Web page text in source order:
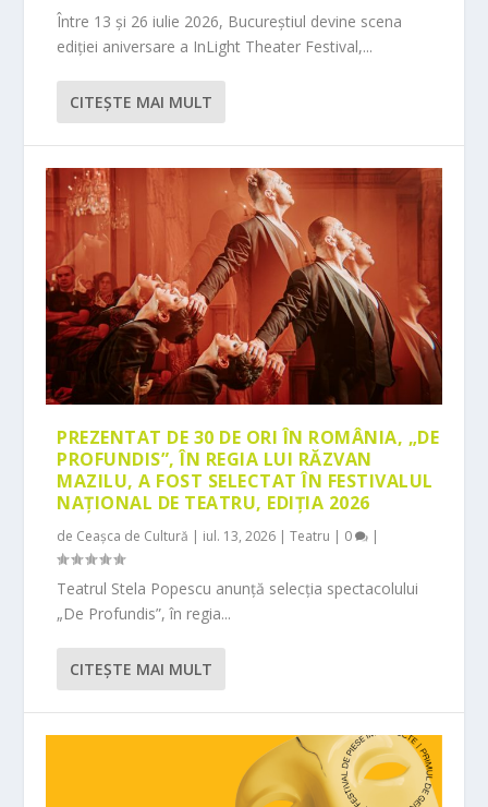
Între 13 și 26 iulie 2026, Bucureștiul devine scena
ediției aniversare a InLight Theater Festival,...
CITEŞTE MAI MULT
PREZENTAT DE 30 DE ORI ÎN ROMÂNIA, „DE
PROFUNDIS”, ÎN REGIA LUI RĂZVAN
MAZILU, A FOST SELECTAT ÎN FESTIVALUL
NAȚIONAL DE TEATRU, EDIȚIA 2026
de Ceașca de Cultură | iul. 13, 2026 |Teatru | 0 |
Teatrul Stela Popescu anunță selecția spectacolului
„De Profundis”, în regia...
CITEŞTE MAI MULT